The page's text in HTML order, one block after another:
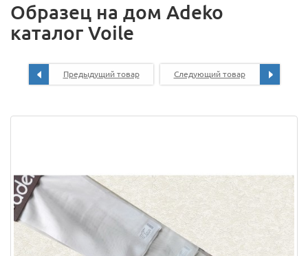
Образец на дом Adeko
каталог Voile
Предыдущий товар Следующий товар